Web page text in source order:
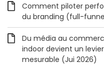
Comment piloter
du branding (full-
Du média au
indoor devient un
mesurable (Jui 2026)